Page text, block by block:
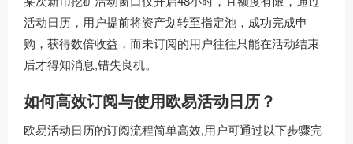
活动日历，用户提前将资产划转至指定池，成功完成申
购，获得数倍收益，而未订阅的用户往往只能在活动结束
后才得知消息,错失良机。
如何高效订阅与使用欧易活动日历？
欧易活动日历的订阅流程简单高效,用户可通过以下步骤完